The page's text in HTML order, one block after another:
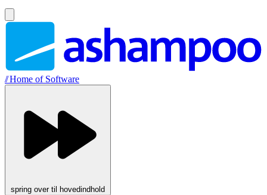
//Home of Software
spring over til hovedindhold